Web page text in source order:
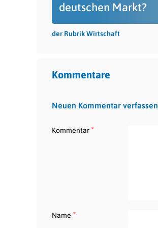
deutschen Markt?
der Rubrik Wirtschaft
Kommentare
Neuen Kommentar verfassen
Kommentar*
Name *